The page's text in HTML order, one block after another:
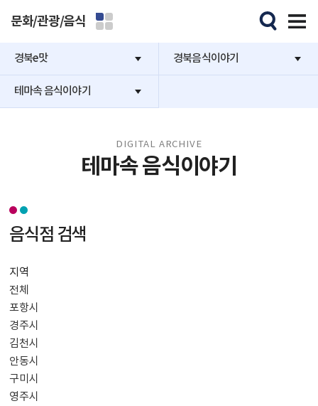
문화/관광/음식
경북e맛 경북음식이야기
테마속 음식이야기
DIGITAL ARCHIVE
테마속 음식이야기
음식점 검색
지역
전체
포항시
경주시
김천시
안동시
구미시
영주시